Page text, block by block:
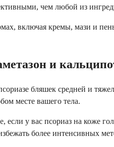
чем любой из
включая кремы, мази и
и
бляшек средней и
месте вашего тела.
если у вас псориаз на коже
более интенсивных